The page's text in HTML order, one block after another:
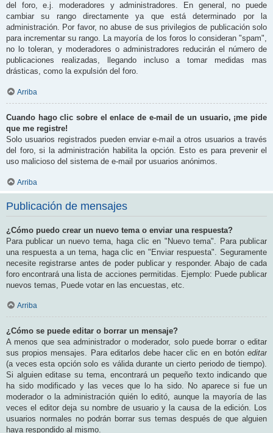
del foro, e.j. moderadores y administradores. En general, no puede
cambiar su rango directamente ya que está determinado por la
administración. Por favor, no abuse de sus privilegios de publicación solo
para incrementar su rango. La mayoría de los foros lo consideran "spam",
no lo toleran, y moderadores o administradores reducirán el número de
publicaciones realizadas, llegando incluso a tomar medidas mas
drásticas, como la expulsión del foro.
Arriba
Cuando hago clic sobre el enlace de e-mail de un usuario, ¡me pide
que me registre!
Solo usuarios registrados pueden enviar e-mail a otros usuarios a través
del foro, si la administración habilita la opción. Esto es para prevenir el
uso malicioso del sistema de e-mail por usuarios anónimos.
Arriba
Publicación de mensajes
¿Cómo puedo crear un nuevo tema o enviar una respuesta?
Para publicar un nuevo tema, haga clic en "Nuevo tema". Para publicar
una respuesta a un tema, haga clic en "Enviar respuesta". Seguramente
necesite registrarse antes de poder publicar y responder. Abajo de cada
foro encontrará una lista de acciones permitidas. Ejemplo: Puede publicar
nuevos temas, Puede votar en las encuestas, etc.
Arriba
¿Cómo se puede editar o borrar un mensaje?
A menos que sea administrador o moderador, solo puede borrar o editar
sus propios mensajes. Para editarlos debe hacer clic en en botón editar
(a veces esta opción solo es válida durante un cierto periodo de tiempo).
Si alguien editase su tema, encontrará un pequeño texto indicando que
ha sido modificado y las veces que lo ha sido. No aparece si fue un
moderador o la administración quién lo editó, aunque la mayoría de las
veces el editor deja su nombre de usuario y la causa de la edición. Los
usuarios normales no podrán borrar sus temas después de que alguien
haya respondido al mismo.